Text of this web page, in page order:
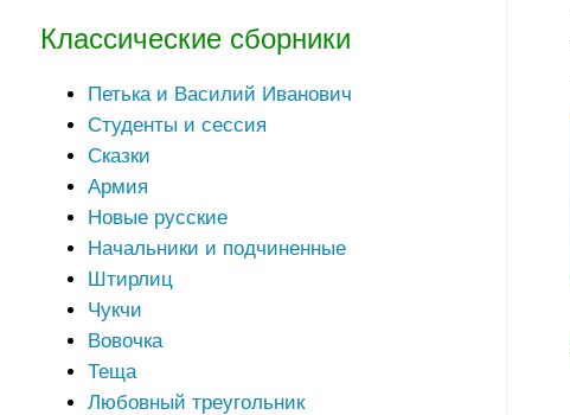
Классические сборники
Петька и Василий Иванович
Студенты и сессия
Сказки
Армия
Новые русские
Начальники и подчиненные
Штирлиц
Чукчи
Вовочка
Теща
Любовный треугольник